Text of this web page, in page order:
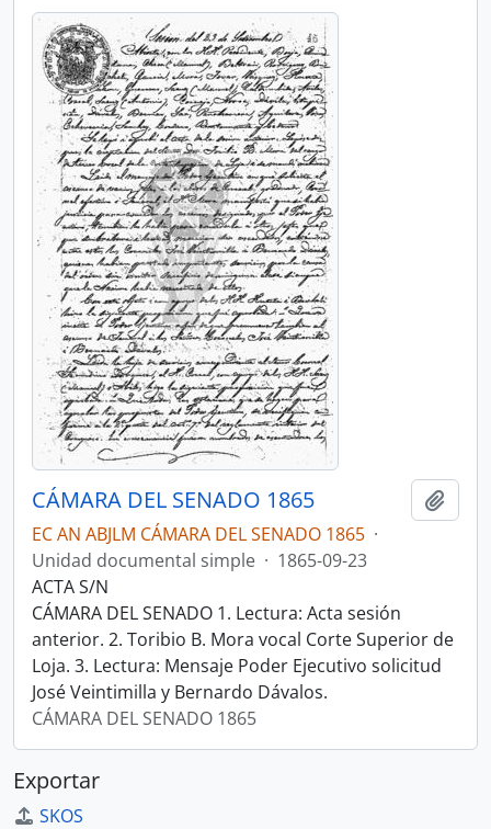
CÁMARA DEL SENADO 1865
EC AN ABJLM CÁMARA DEL SENADO 1865 ·
Unidad documental simple · 1865-09-23
ACTA S/N
CÁMARA DEL SENADO 1. Lectura: Acta sesión
anterior. 2. Toribio B. Mora vocal Corte Superior de
Loja. 3. Lectura: Mensaje Poder Ejecutivo solicitud
José Veintimilla y Bernardo Dávalos.
CÁMARA DEL SENADO 1865
Exportar
SKOS